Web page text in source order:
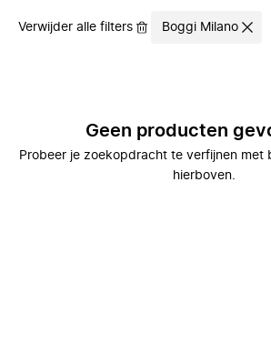
Verwijder alle filters Boggi Milano
Geen producten
Probeer je zoekopdracht te verfijnen met
hierboven.